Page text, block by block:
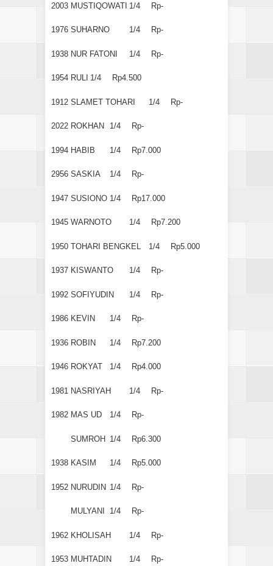
2003 MUSTIQOWATI 1/4 Rp-
1976 SUHARNO 1/4 Rp-
1938 NUR FATONI 1/4 Rp-
1954 RULI 1/4 Rp4.500
1912 SLAMET TOHARI 1/4 Rp-
2022 ROKHAN 1/4 Rp-
1994 HABIB 1/4 Rp7.000
2956 SASKIA 1/4 Rp-
1947 SUSIONO 1/4 Rp17.000
1945 WARNOTO 1/4 Rp7.200
1950 TOHARI BENGKEL 1/4 Rp5.000
1937 KISWANTO 1/4 Rp-
1992 SOFIYUDIN 1/4 Rp-
1986 KEVIN 1/4 Rp-
1936 ROBIN 1/4 Rp7.200
1946 ROKYAT 1/4 Rp4.000
1981 NASRIYAH 1/4 Rp-
1982 MAS UD 1/4 Rp-
SUMROH 1/4 Rp6.300
1938 KASIM 1/4 Rp5.000
1952 NURUDIN 1/4 Rp-
MULYANI 1/4 Rp-
1962 KHOLISAH 1/4 Rp-
1953 MUHTADIN 1/4 Rp-